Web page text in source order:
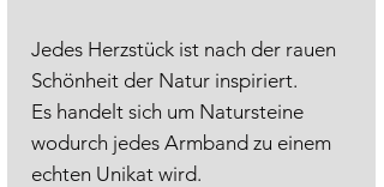
Jedes Herzstück ist nach der rauen
Schönheit der Natur inspiriert.
Es handelt sich um Natursteine
wodurch jedes Armband zu einem
echten Unikat wird.